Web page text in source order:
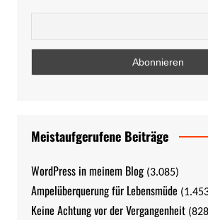
Meistaufgerufene Beiträge
WordPress in meinem Blog (3.085)
Ampelüberquerung für Lebensmüde
Keine Achtung vor der Vergangenheit